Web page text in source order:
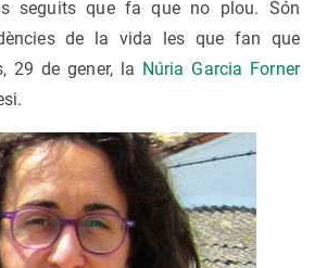
seguits que fa que no plou. Són
de la vida les que fan que
29 de gener, la Núria Garcia Forner